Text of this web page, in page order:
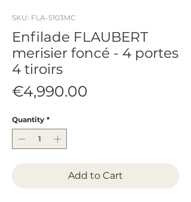
SKU: FLA-5103MC
Enfilade FLAUBERT
merisier foncé - 4 portes
4 tiroirs
€4,990.00
Quantity *
Add to Cart